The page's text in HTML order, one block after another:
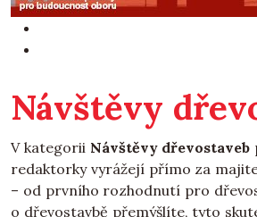
Návštěvy
V kategorii Návštěvy dřevostaveb
redaktorky vyrážejí přímo za
– od prvního rozhodnutí pro
o dřevostavbě přemýšlíte, tyto